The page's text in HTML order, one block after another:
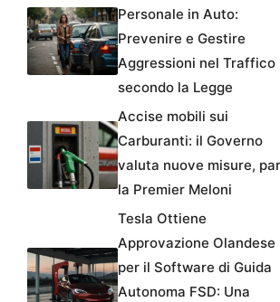
Personale in Auto:
Prevenire e Gestire
Aggressioni nel Traffico
secondo la Legge
Accise mobili sui
Carburanti: il Governo
valuta nuove misure,
la Premier Meloni
Tesla Ottiene
Approvazione Olandese
per il Software di Guida
Autonoma FSD: Una